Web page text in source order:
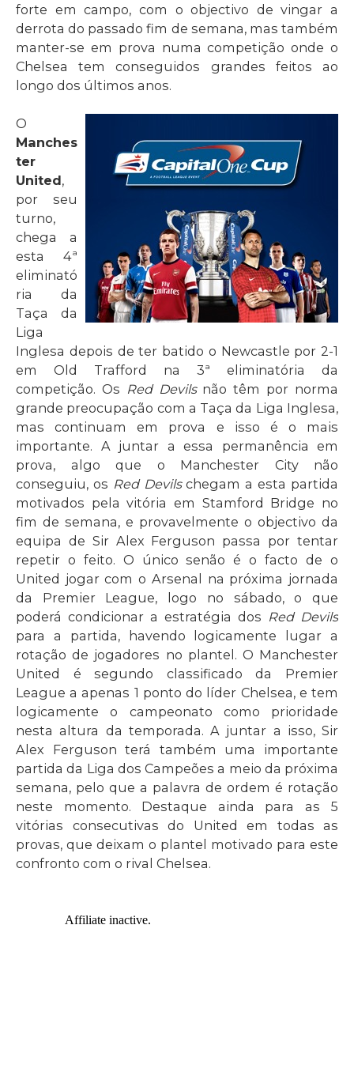
forte em campo, com o objectivo de vingar a
derrota do passado fim de semana, mas também
manter-se em prova numa competição onde o
Chelsea tem conseguidos grandes feitos ao
longo dos últimos anos.
O
Manches
ter
United,
por seu
turno,
chega a
esta 4ª
eliminató
ria da
Taça da
Liga
Inglesa depois de ter batido o Newcastle por 2-1
em Old Trafford na 3ª eliminatória da
competição. Os Red Devilsnão têm por norma
grande preocupação com a Taça da Liga Inglesa,
mas continuam em prova e isso é o mais
importante. A juntar a essa permanência em
prova, algo que o Manchester City não
conseguiu, os Red Devilschegam a esta partida
motivados pela vitória em Stamford Bridge no
fim de semana, e provavelmente o objectivo da
equipa de Sir Alex Ferguson passa por tentar
repetir o feito. O único senão é o facto de o
United jogar com o Arsenal na próxima jornada
da Premier League, logo no sábado, o que
poderá condicionar a estratégia dos Red Devils
para a partida, havendo logicamente lugar a
rotação de jogadores no plantel. O Manchester
United é segundo classificado da Premier
League a apenas 1 ponto do líder Chelsea, e tem
logicamente o campeonato como prioridade
nesta altura da temporada. A juntar a isso, Sir
Alex Ferguson terá também uma importante
partida da Liga dos Campeões a meio da próxima
semana, pelo que a palavra de ordem é rotação
neste momento. Destaque ainda para as 5
vitórias consecutivas do United em todas as
provas, que deixam o plantel motivado para este
confronto com o rival Chelsea.